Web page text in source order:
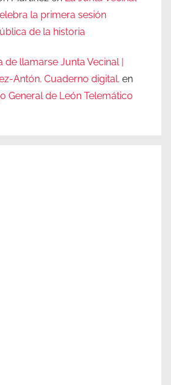
la primera sesión
de la historia
de llamarse Junta Vecinal |
Antón. Cuaderno digital. en
General de León Telemático